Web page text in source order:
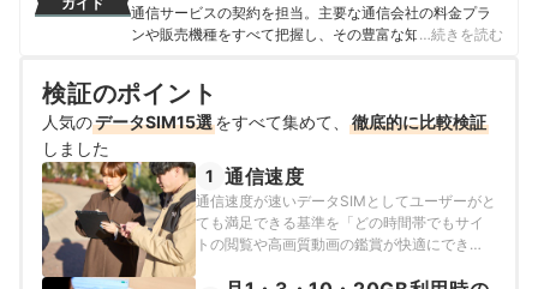
の方法』（ローカス） 『あなたのファンを増やす魔法の
質問 テラー必携！！』（近代セールス社） 『介護経験FP
飯田道子のプロフィール
通信サービスの契約を担当。主要な通信会社の料金プラ
ンや販売機種をすべて把握し、その豊富な知識で店舗販
イベストに入社、携帯電話や光ファイバー回線キャリ
ア・インターネットプロバイダーなどの通信会社を専門
に担当しており、格安SIMやホームルーターを実際に回線
に、モバイルだけでなく10社以上の戸建て・マンション
向けの光回線の通信速度・速度制限も調査している。 ま
た通信サービスだけでなく、ファイナンシャルプランナ
ーの視点含めて電気代など固定費支出見直しのガイドも
している。
高山健次のプロフィール
…続きを読む
検証のポイント
人気のデータSIM15選をすべて集めて、
徹底的に比較検証
しました
1 通信速度
通信速度が速いデータSIMとしてユーザーがと
ても満足できる基準を「どの時間帯でもサイ
トの閲覧や高画質動画の鑑賞が快適にできる